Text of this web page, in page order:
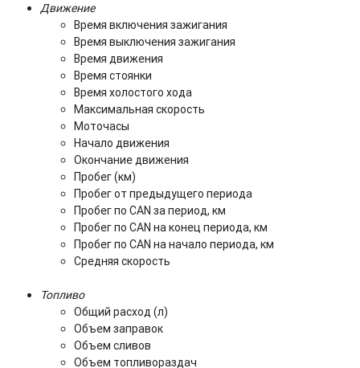
Движение
Время включения зажигания
Время выключения зажигания
Время движения
Время стоянки
Время холостого хода
Максимальная скорость
Моточасы
Начало движения
Окончание движения
Пробег (км)
Пробег от предыдущего периода
Пробег по CAN за период, км
Пробег по CAN на конец периода, км
Пробег по CAN на начало периода, км
Средняя скорость
Топливо
Общий расход (л)
Объем заправок
Объем сливов
Объем топливораздач